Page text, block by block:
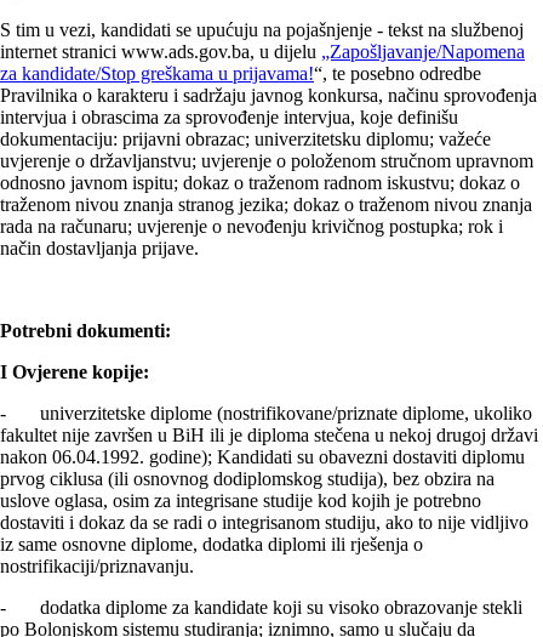
S tim u vezi, kandidati se upućuju na pojašnjenje - tekst na službenoj
internet stranici www.ads.gov.ba, u dijelu „Zapošljavanje/Napomena
za kandidate/Stop greškama u prijavama!“, te posebno odredbe
Pravilnika o karakteru i sadržaju javnog konkursa, načinu sprovođenja
intervjua i obrascima za sprovođenje intervjua, koje definišu
dokumentaciju: prijavni obrazac; univerzitetsku diplomu; važeće
uvjerenje o državljanstvu; uvjerenje o položenom stručnom upravnom
odnosno javnom ispitu; dokaz o traženom radnom iskustvu; dokaz o
traženom nivou znanja stranog jezika; dokaz o traženom nivou znanja
rada na računaru; uvjerenje o nevođenju krivičnog postupka; rok i
način dostavljanja prijave.
Potrebni dokumenti:
I Ovjerene kopije:
- univerzitetske diplome (nostrifikovane/priznate diplome, ukoliko
fakultet nije završen u BiH ili je diploma stečena u nekoj drugoj državi
nakon 06.04.1992. godine); Kandidati su obavezni dostaviti diplomu
prvog ciklusa (ili osnovnog dodiplomskog studija), bez obzira na
uslove oglasa, osim za integrisane studije kod kojih je potrebno
dostaviti i dokaz da se radi o integrisanom studiju, ako to nije vidljivo
iz same osnovne diplome, dodatka diplomi ili rješenja o
nostrifikaciji/priznavanju.
- dodatka diplome za kandidate koji su visoko obrazovanje stekli
po Bolonjskom sistemu studiranja; iznimno, samo u slučaju da